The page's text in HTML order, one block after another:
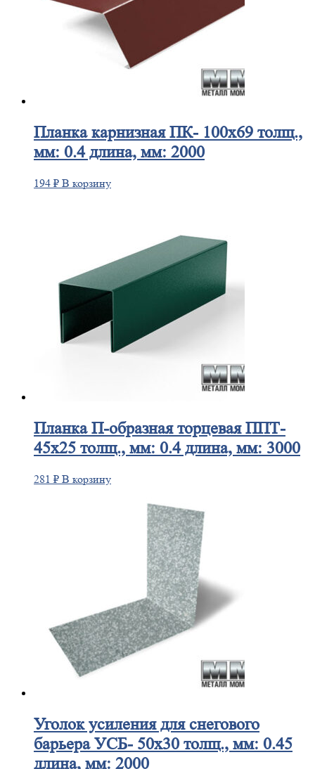
Планкакарнизная ПК- 100х69 толщ.,
мм: 0.4 длина, мм: 2000
194 ₽ В корзину
ПланкаП-образная торцевая ППТ-
45х25 толщ., мм: 0.4 длина, мм: 3000
281 ₽ В корзину
Уголокусиления для снегового
барьера УСБ- 50х30 толщ., мм: 0.45
длина, мм: 2000